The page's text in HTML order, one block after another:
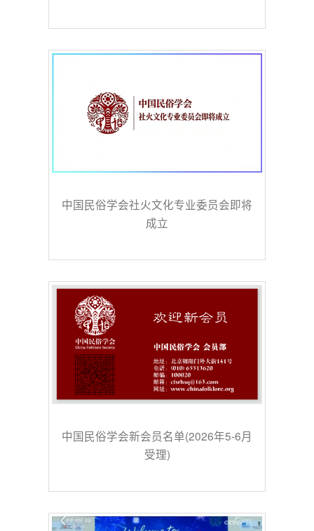
中国民俗学会社火文化专业委员会即将
成立
中国民俗学会新会员名单(2026年5-6月
受理)